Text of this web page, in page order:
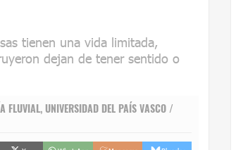
tienen una vida limitada,
dejan de tener sentido o
FLUVIAL, UNIVERSIDAD DEL PAÍS VASCO /